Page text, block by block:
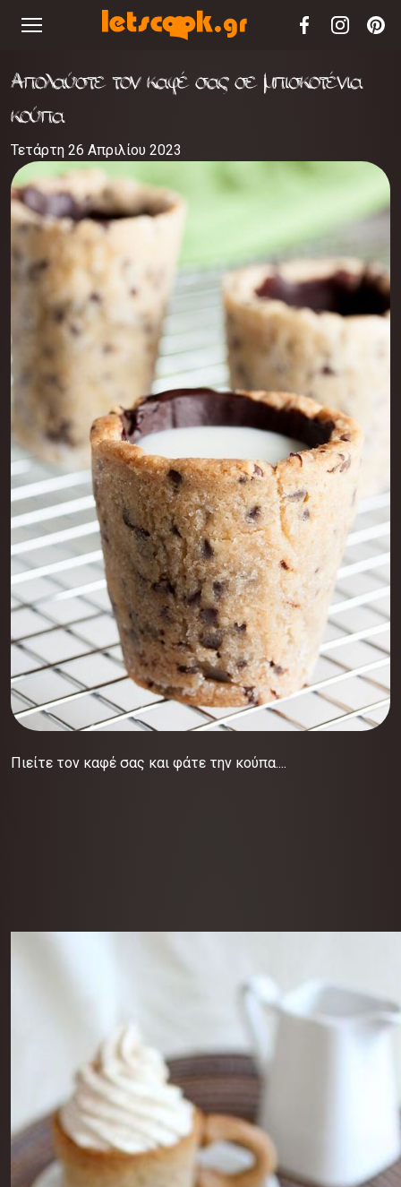
Απολαύστε τον καφέ σας σε μπισκοτένια
κούπα
Τετάρτη 26 Απριλίου 2023
Πιείτε τον καφέ σας και φάτε την κούπα....